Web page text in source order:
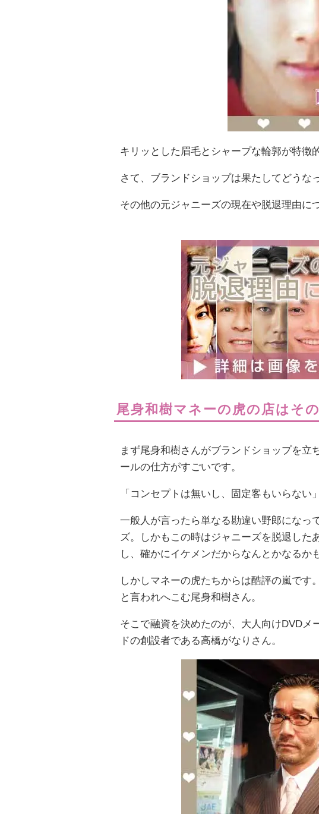
キリッとした眉毛とシャープな輪郭が特徴
さて、ブランドショップは果たしてどうな
その他の元ジャニーズの現在や脱退理由に
尾身和樹マネーの虎の店はそ
まず尾身和樹さんがブランドショップを立
ールの仕方がすごいです。
「コンセプトは無いし、固定客もいらない
一般人が言ったら単なる勘違い野郎になっ
ズ。しかもこの時はジャニーズを脱退した
し、確かにイケメンだからなんとかなるか
しかしマネーの虎たちからは酷評の嵐です
と言われへこむ尾身和樹さん。
そこで融資を決めたのが、大人向けDVDメ
ドの創設者である高橋がなりさん。